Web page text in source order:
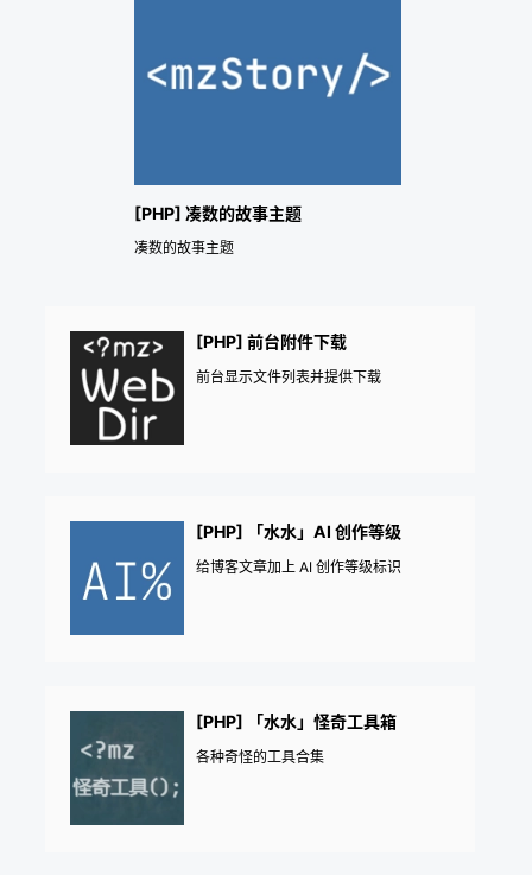
[PHP] 凑数的故事主题
凑数的故事主题
[PHP] 前台附件下载
前台显示文件列表并提供下载
[PHP] 「水水」AI 创作等级
给博客文章加上 AI 创作等级标识
[PHP] 「水水」怪奇工具箱
各种奇怪的工具合集